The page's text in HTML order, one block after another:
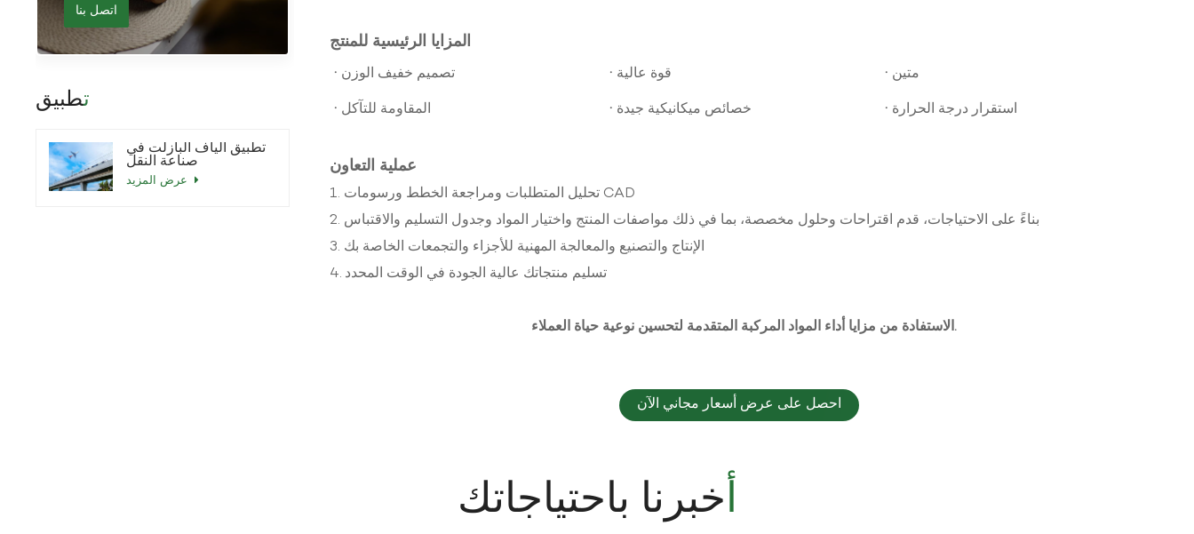
المزايا الرئيسية للمنتج
· تصميم خفيف الوزن · قوة عالية · متين
· المقاومة للتآكل · خصائص ميكانيكية جيدة · استقرار درجة الحرارة
عملية التعاون
1. تحليل المتطلبات ومراجعة الخطط ورسومات CAD
2. بناءً على الاحتياجات، قدم اقتراحات وحلول مخصصة، بما في ذلك مواصفات المنتج واختيار المواد وجدول التسليم والاقتباس
3. الإنتاج والتصنيع والمعالجة المهنية للأجزاء والتجمعات الخاصة بك
4. تسليم منتجاتك عالية الجودة في الوقت المحدد
الاستفادة من مزايا أداء المواد المركبة المتقدمة لتحسين نوعية حياة العملاء.
احصل على عرض أسعار مجاني الآن
اتصل بنا
تطبيق
تطبيق ألياف البازلت في
صناعة النقل
أخبرنا باحتياجاتك